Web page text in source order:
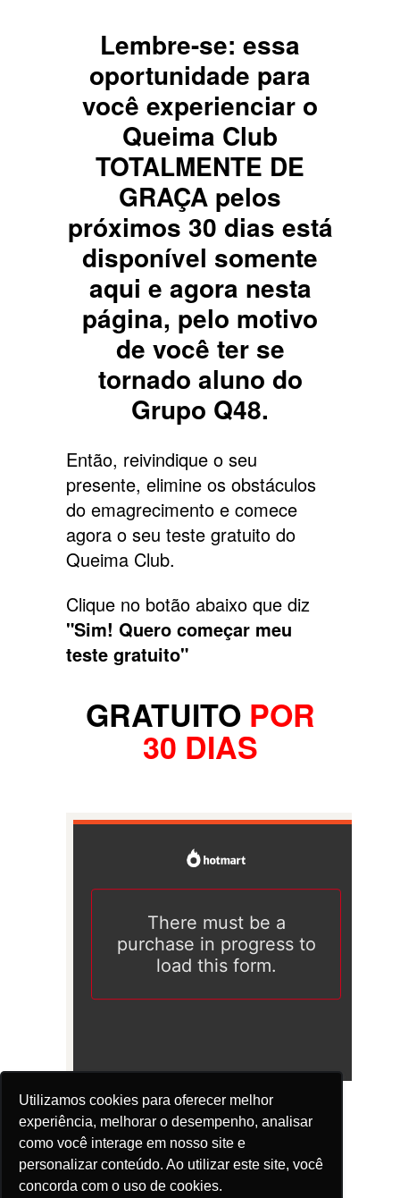
Utilizamos cookies para oferecer melhor
experiência, melhorar o desempenho, analisar
como você interage em nosso site e
personalizar conteúdo. Ao utilizar este site, você
concorda com o uso de cookies.
Lembre-se: essa
oportunidade para
você experienciar o
Queima Club
TOTALMENTE DE
GRAÇA pelos
próximos 30 dias está
disponível somente
aqui e agora nesta
página, pelo motivo
de você ter se
tornado aluno do
Grupo Q48.
Então, reivindique o seu
presente, elimine os obstáculos
do emagrecimento e comece
agora o seu teste gratuito do
Queima Club.
Clique no botão abaixo que diz
"Sim! Quero começar meu
teste gratuito"
GRATUITO POR
30 DIAS